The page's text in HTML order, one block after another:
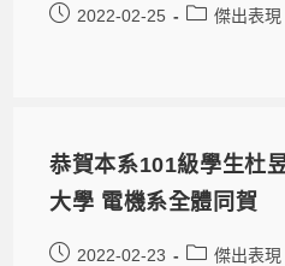
2022-02-25 傑出表現
恭賀本系101級學生杜
大學 電機系全體同賀
2022-02-23 傑出表現